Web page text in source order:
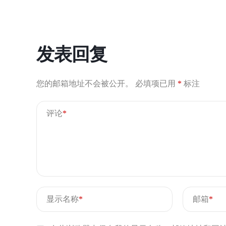
发表回复
您的邮箱地址不会被公开。 必填项已用 * 标注
评论*
显示名称* 邮箱*